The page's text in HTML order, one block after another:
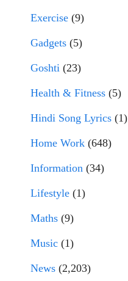
Exercise (9)
Gadgets (5)
Goshti (23)
Health & Fitness (5)
Hindi Song Lyrics (1)
Home Work (648)
Information (34)
Lifestyle (1)
Maths (9)
Music (1)
News (2,203)